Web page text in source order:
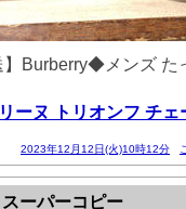
】Burberry◆メンズ た
ーヌ トリオンフ チ
2023年12月12日(火)10時12分
ーパーコピー